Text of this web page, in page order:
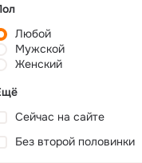
Любой
Мужской
Женский
Сейчас на сайте
Без второй половинки